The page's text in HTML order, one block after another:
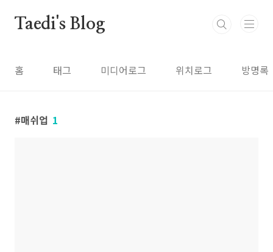
Taedi's Blog
홈 태그 미디어로그 위치로그 방명록
매쉬업 1